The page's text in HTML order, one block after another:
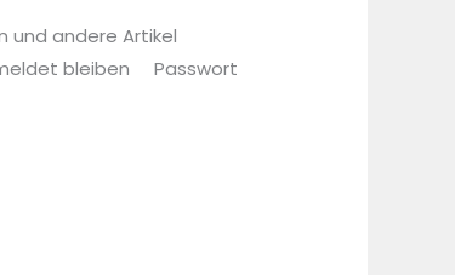
und andere Artikel
bleiben Passwort